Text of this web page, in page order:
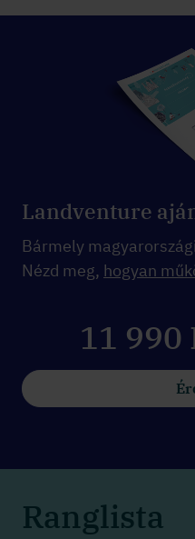
Landventure
Bármely
Nézd meg, hogyan
11 990
Ranglista